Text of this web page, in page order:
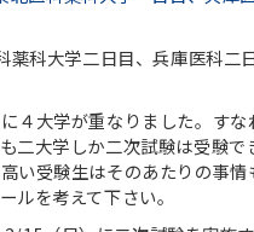
薬科大学二日目、兵庫医科二
４大学が重なりました。すな
二大学しか二次試験は受験で
い受験生はそのあたりの事情
ルを考えて下さい。